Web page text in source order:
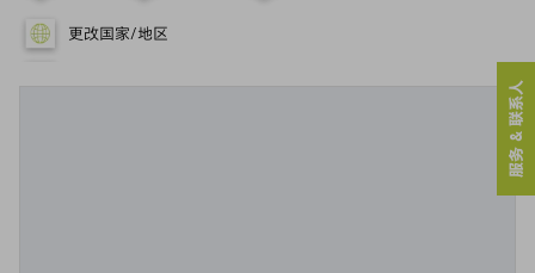
更改国家/地区
服务 & 联系人